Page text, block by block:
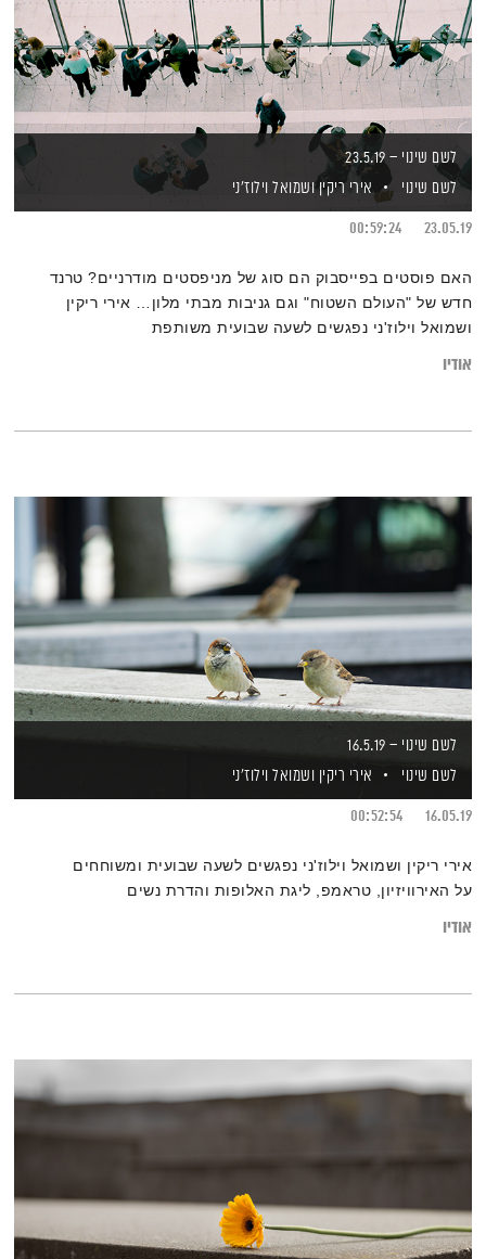
לשם שינוי – 23.5.19
לשם שינוי
אירי ריקיןושמואל וילוז'ני
23.05.19
00:59:24
האם פוסטים בפייסבוק הם סוג של מניפסטים מודרניים? טרנד
חדש של "העולם השטוח" וגם גניבות מבתי מלון… אירי ריקין
ושמואל וילוז'ני נפגשים לשעה שבועית משותפת
אודיו
לשם שינוי – 16.5.19
לשם שינוי
אירי ריקין ושמואל וילוז'ני
16.05.19
00:52:54
אירי ריקין ושמואל וילוז'ני נפגשים לשעה שבועית ומשוחחים
על האירוויזיון, טראמפ, ליגת האלופות והדרת נשים
אודיו